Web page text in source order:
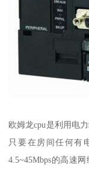
欧姆龙cpu是利用电
只要在房间任何有
4.5~45Mbps的高速